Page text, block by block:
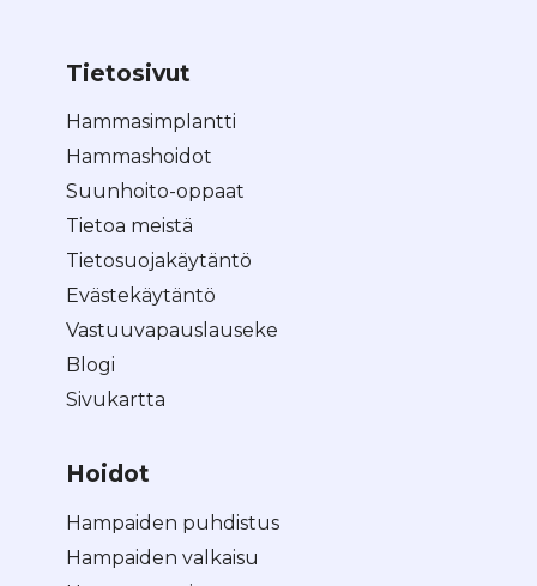
Tietosivut
Hammasimplantti
Hammashoidot
Suunhoito-oppaat
Tietoa meistä
Tietosuojakäytäntö
Evästekäytäntö
Vastuuvapauslauseke
Blogi
Sivukartta
Hoidot
Hampaiden puhdistus
Hampaiden valkaisu